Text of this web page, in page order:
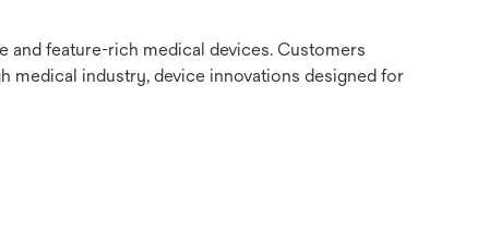
and feature-rich medical devices. Customers
medical industry, device innovations designed for